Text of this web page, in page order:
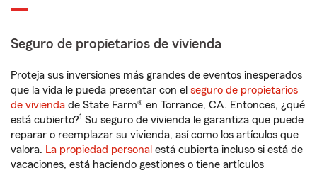
Seguro de propietarios de vivienda
Proteja sus inversiones más grandes de eventos inesperados
que la vida le pueda presentar con el seguro de propietarios
de vivienda de State Farm® en Torrance, CA. Entonces, ¿qué
está cubierto?1 Su seguro de vivienda le garantiza que puede
reparar o reemplazar su vivienda, así como los artículos que
valora. La propiedad personal está cubierta incluso si está de
vacaciones, está haciendo gestiones o tiene artículos